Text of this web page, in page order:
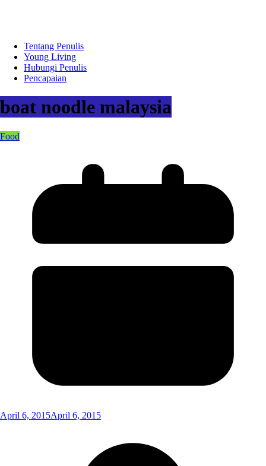
Tentang Penulis
Young Living
Hubungi Penulis
Pencapaian
boat noodle malaysia
Food
April 6, 2015April 6, 2015